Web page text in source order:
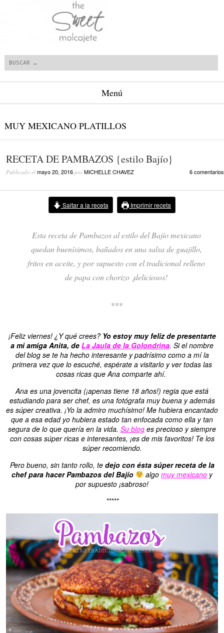
Menú
MUY MEXICANO/PLATILLOS
RECETA DE PAMBAZOS {estilo Bajío}
Publicado el mayo 20, 2016 porMICHELLE CHAVEZ 6 comentarios
Saltar a la receta Imprimir receta
Esta receta de Pambazos al estilo del Bajío mexicano
quedan buenísimos, bañados en una salsa de guajillo,
fritos en aceite, y por supuesto con el tradicional relleno
de papa con chorizo ¡deliciosos!
***
¡Feliz viernes! ¿Y qué crees? Yo estoy muy feliz de presentarte
a mi amiga Anita, de La Jaula de la Golondrina. Si el nombre
del blog se te ha hecho interesante y padrísimo como a mí la
primera vez que lo escuché, espérate a visitarlo y ver todas las
cosas ricas que Ana comparte ahí.
Ana es una jovencita (¡apenas tiene 18 años!) regia que está
estudiando para ser chef, es una fotógrafa muy buena y además
es súper creativa. ¡Yo la admiro muchísimo! Me hubiera encantado
que a esa edad yo hubiera estado tan enfocada como ella y tan
segura de lo que quería en la vida. Su blog es precioso y siempre
con cosas súper ricas e interesantes, ¡es de mis favoritos! Te los
súper recomiendo.
Pero bueno, sin tanto rollo, tedejo con ésta súper receta de la
chef para hacer Pambazos del Bajío
algo muy mexicanoy
por supuesto ¡sabroso!
*****